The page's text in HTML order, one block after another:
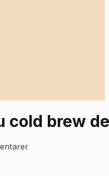
cold brew